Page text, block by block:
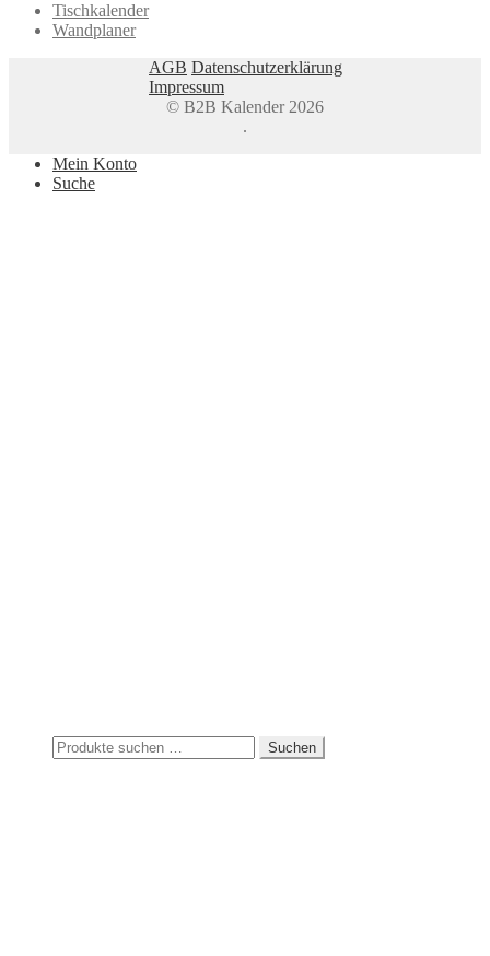
Tischkalender
Wandplaner
AGB Datenschutzerklärung
Impressum
© B2B Kalender 2026
.
Mein Konto
Suche
Suchen
nach:
Suchen